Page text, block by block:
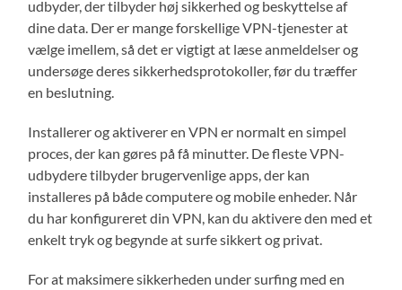
udbyder, der tilbyder høj sikkerhed og beskyttelse af
dine data. Der er mange forskellige VPN-tjenester at
vælge imellem, så det er vigtigt at læse anmeldelser og
undersøge deres sikkerhedsprotokoller, før du træffer
en beslutning.
Installerer og aktiverer en VPN er normalt en simpel
proces, der kan gøres på få minutter. De fleste VPN-
udbydere tilbyder brugervenlige apps, der kan
installeres på både computere og mobile enheder. Når
du har konfigureret din VPN, kan du aktivere den med et
enkelt tryk og begynde at surfe sikkert og privat.
For at maksimere sikkerheden under surfing med en